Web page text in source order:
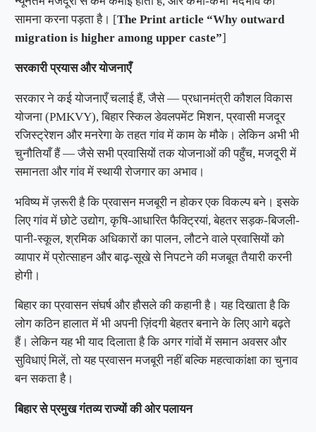
सामना करना पड़ता है। [The Print article “Why outward
migration is higher among upper caste”]
सरकारीप्रयासऔरयोजनाएँ
सरकार ने कई योजनाएँ चलाई हैं, जैसे — प्रधानमंत्री कौशल विकास
योजना (PMKVY), बिहार स्किल डेवलपमेंट मिशन, प्रवासी मजदूर
रजिस्ट्रेशन और मनरेगा के तहत गांव में काम के मौके। लेकिन अभी भी
चुनौतियाँ हैं — जैसे सभी प्रवासियों तक योजनाओं की पहुँच, मजदूरी में
समानता और गांव में स्थायी रोजगार का अभाव।
भविष्य में ज़रूरी है कि प्रवासन मजबूरी न होकर एक विकल्प बने। इसके
लिए गांव में छोटे उद्योग, कृषि-आधारित फैक्ट्रियां, बेहतर सड़क-बिजली-
पानी-स्कूल, श्रमिक अधिकारों का पालन, लौटने वाले प्रवासियों को
व्यापार में प्रोत्साहन और बाढ़-सूखे से निपटने की मजबूत तैयारी करनी
होगी।
बिहार का प्रवासन संघर्ष और हौसले की कहानी है। यह दिखाता है कि
लोग कठिन हालात में भी अपनी ज़िंदगी बेहतर बनाने के लिए आगे बढ़ते
हैं। लेकिन यह भी याद दिलाता है कि अगर गांवों में समान अवसर और
सुविधाएं मिलें, तो यह प्रवासन मजबूरी नहीं बल्कि महत्वाकांक्षा का चुनाव
बन सकता है।
बिहारसेप्रमुखगंतव्यराज्योंकीओरपलायन